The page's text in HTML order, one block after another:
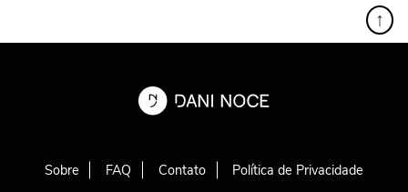
↑
Sobre FAQ Contato Política de Privacidade